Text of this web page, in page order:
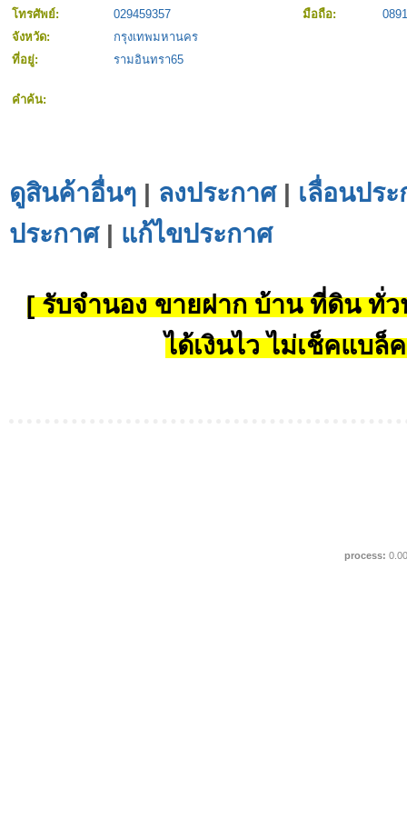
โทรศัพย์:
029459357 มือถือ:
จังหวัด:
กรุงเทพมหานคร
ที่อยู่:
รามอินทรา65
คำค้น:
ดูสินค้าอื่นๆ | ลงประกาศ| เลื่อนปร
ประกาศ| แก้ไขประกาศ
[ รับจำนอง ขายฝาก บ้าน ที่ดิน ทั่ว
ได้เงินไว ไม่เช็คแบล็
process: